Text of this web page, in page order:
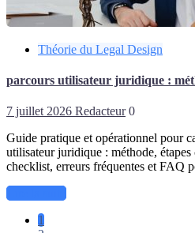
Théorie du Legal Design
parcours utilisateur juridique :
7 juillet 2026 Redacteur 0
Guide pratique et opérationnel pour
utilisateur juridique : méthode,
checklist, erreurs fréquentes et FAQ
1